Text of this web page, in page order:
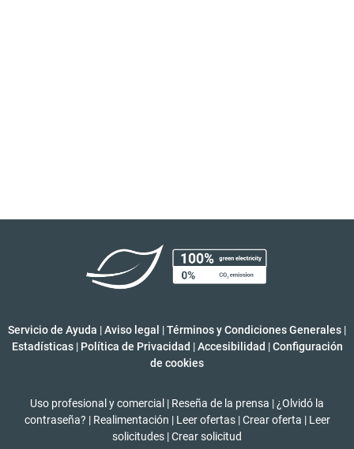
Servicio de Ayuda |Aviso legal |Términos y Condiciones Generales |
Estadísticas | Política de Privacidad | Accesibilidad | Configuración
de cookies
Uso profesional y comercial | Reseña de la prensa | ¿Olvidó la
contraseña? | Realimentación | Leer ofertas | Crear oferta | Leer
solicitudes |Crear solicitud